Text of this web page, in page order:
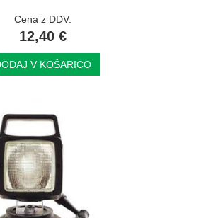
Cena z DDV:
12,40 €
V KOŠARICO